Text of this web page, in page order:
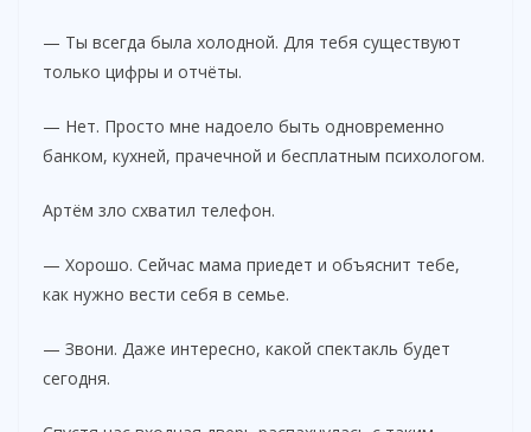
— Ты всегда была холодной. Для тебя существуют
только цифры и отчёты.
— Нет. Просто мне надоело быть одновременно
банком, кухней, прачечной и бесплатным психологом.
Артём зло схватил телефон.
— Хорошо. Сейчас мама приедет и объяснит тебе,
как нужно вести себя в семье.
— Звони. Даже интересно, какой спектакль будет
сегодня.